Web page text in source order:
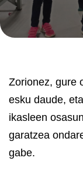
Zorionez, gure
esku daude,
ikasleen
garatzea
gabe.